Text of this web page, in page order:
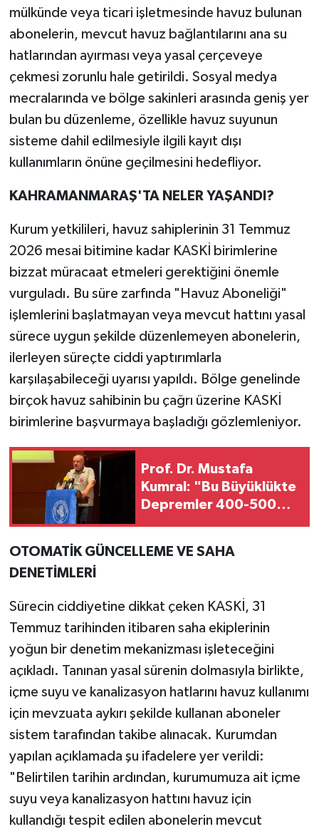
mülkünde veya ticari işletmesinde havuz bulunan
abonelerin, mevcut havuz bağlantılarını ana su
hatlarından ayırması veya yasal çerçeveye
çekmesi zorunlu hale getirildi. Sosyal medya
mecralarında ve bölge sakinleri arasında geniş yer
bulan bu düzenleme, özellikle havuz suyunun
sisteme dahil edilmesiyle ilgili kayıt dışı
kullanımların önüne geçilmesini hedefliyor.
KAHRAMANMARAŞ'TA NELER YAŞANDI?
Kurum yetkilileri, havuz sahiplerinin 31 Temmuz
2026 mesai bitimine kadar KASKİ birimlerine
bizzat müracaat etmeleri gerektiğini önemle
vurguladı. Bu süre zarfında "Havuz Aboneliği"
işlemlerini başlatmayan veya mevcut hattını yasal
sürece uygun şekilde düzenlemeyen abonelerin,
ilerleyen süreçte ciddi yaptırımlarla
karşılaşabileceği uyarısı yapıldı. Bölge genelinde
birçok havuz sahibinin bu çağrı üzerine KASKİ
birimlerine başvurmaya başladığı gözlemleniyor.
Prof. Dr. Mustafa
Kumral: "Bu Büyüklükte
Depremler 400-500
OTOMATİK GÜNCELLEME VE SAHA
DENETİMLERİ
Sürecin ciddiyetine dikkat çeken KASKİ, 31
Temmuz tarihinden itibaren saha ekiplerinin
yoğun bir denetim mekanizması işleteceğini
açıkladı. Tanınan yasal sürenin dolmasıyla birlikte,
içme suyu ve kanalizasyon hatlarını havuz kullanımı
için mevzuata aykırı şekilde kullanan aboneler
sistem tarafından takibe alınacak. Kurumdan
yapılan açıklamada şu ifadelere yer verildi:
"Belirtilen tarihin ardından, kurumumuza ait içme
suyu veya kanalizasyon hattını havuz için
kullandığı tespit edilen abonelerin mevcut